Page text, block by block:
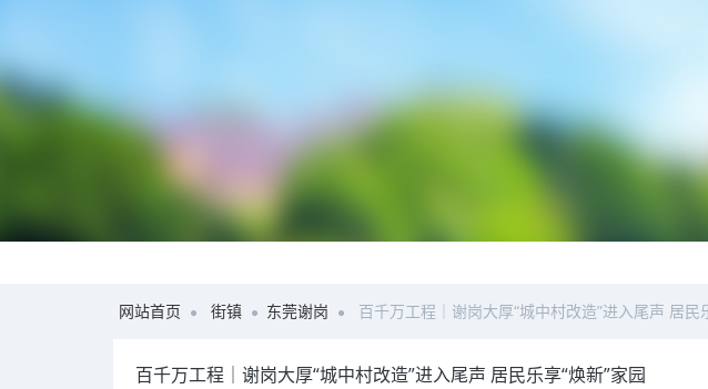
网站首页 街镇 东莞谢岗 百千万工程｜谢岗大厚“城中村改造”进入尾声 居民
百千万工程｜谢岗大厚“城中村改造”进入尾声 居民乐享“焕新”家园